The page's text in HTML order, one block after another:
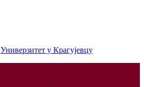
Универзитет у Крагујевцу